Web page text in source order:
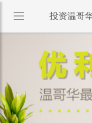
投资温哥